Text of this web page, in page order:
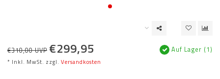
€310,00 UVP €299,95
* Inkl. MwSt. zzgl. Versandkosten
Auf Lager (1)